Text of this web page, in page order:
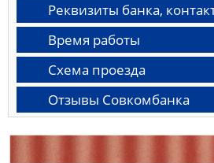
Реквизиты банка,
Время работы
Схема проезда
Отзывы Совкомбанка